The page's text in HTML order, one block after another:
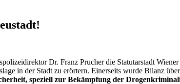
Dr. Franz Prucher die Statutarstadt
in der Stadt zu erörtern. Einerseits wurde Bilanz
speziell zur Bekämpfung der